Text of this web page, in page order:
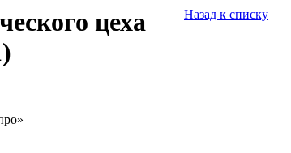
Назад к списку
цеха